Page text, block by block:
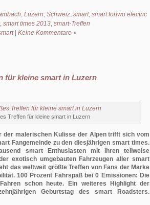
, Luzern, Schweiz, smart, smart fortwo electric
, smart times 2013, smart-Treffen
| Keine Kommentare »
für kleine smart in Luzern
Treffen für kleine smart in Luzern
der malerischen Kulisse der Alpen trifft sich vom
Fangemeinde zu den diesjährigen smart times.
smart Enthusiasten mit ihren teilweise
exotisch umgebauten Fahrzeugen aller smart
das weltweit größte Treffen von Fans der Marke
100 Prozent Fahrspaß bei 0 Emissionen: Die
schon heute. Ein weiteres Highlight der
Geburtstag des smart Roadsters.